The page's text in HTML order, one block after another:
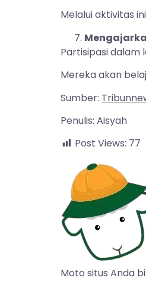
Melalui aktivitas
Partisipasi
Mereka akan
Sumber:
Penulis: Aisyah
Post Views: 77
Moto situs Anda